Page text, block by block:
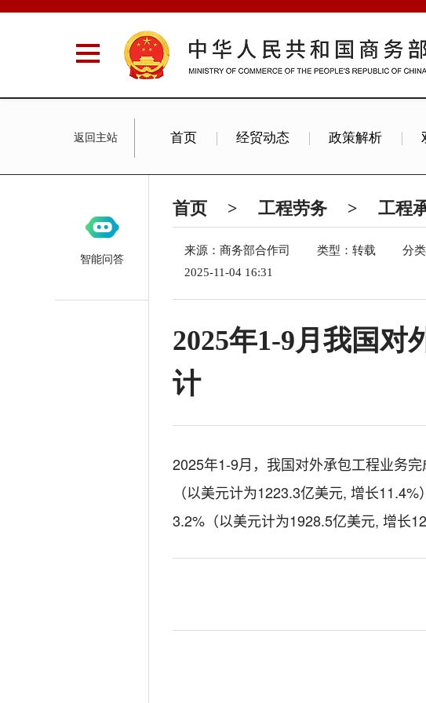
返回主站 首页 经贸动态 政策解析
Commercial News
首页 > 工程劳务 > 工程
来源：商务部合作司 类型：转载
分
2025-11-04 16:31
2025年1-9月我国对
计
2025年1-9月 ，我国对外承包工程业务
（以美元计为1223.3亿美元, 增长11.4%）
3.2%（以美元计为1928.5亿美元, 增长
智能问答